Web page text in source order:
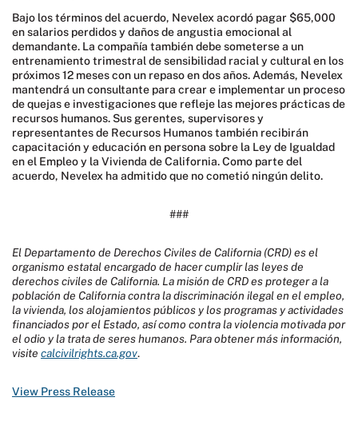
Bajo los términos del acuerdo, Nevelex acordó pagar $65,000
en salarios perdidos y daños de angustia emocional al
demandante. La compañía también debe someterse a un
entrenamiento trimestral de sensibilidad racial y cultural en los
próximos 12 meses con un repaso en dos años. Además, Nevelex
mantendrá un consultante para crear e implementar un proceso
de quejas e investigaciones que refleje las mejores prácticas de
recursos humanos. Sus gerentes, supervisores y
representantes de Recursos Humanos también recibirán
capacitación y educación en persona sobre la Ley de Igualdad
en el Empleo y la Vivienda de California. Como parte del
acuerdo, Nevelex ha admitido que no cometió ningún delito.
###
El Departamento de Derechos Civiles de California (CRD) es el
organismo estatal encargado de hacer cumplir las leyes de
derechos civiles de California. La misión de CRD es proteger a la
población de California contra la discriminación ilegal en el empleo,
la vivienda, los alojamientos públicos y los programas y actividades
financiados por el Estado, así como contra la violencia motivada por
el odio y la trata de seres humanos. Para obtener más información,
visite calcivilrights.ca.gov.
View Press Release